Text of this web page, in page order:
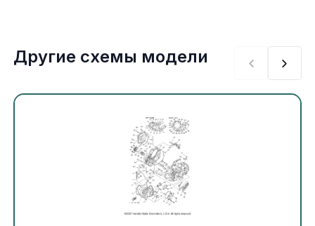
Электрика
Другое
Движители (гребные винты)
Другие схемы модели